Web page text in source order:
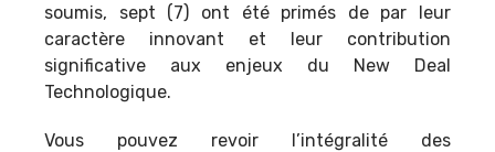
soumis, sept (7) ont été primés de par leur
caractère innovant et leur contribution
significative aux enjeux du New Deal
Technologique.
Vous pouvez revoir l’intégralité des